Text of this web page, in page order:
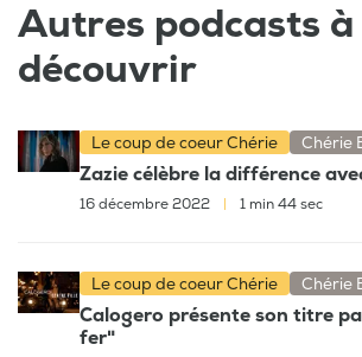
Autres podcasts à
découvrir
Le coup de coeur Chérie Chérie
Zazie célèbre la différence
16 décembre 2022 1 min 44 sec
Le coup de coeur Chérie Chérie
Calogero présente son titre
fer"